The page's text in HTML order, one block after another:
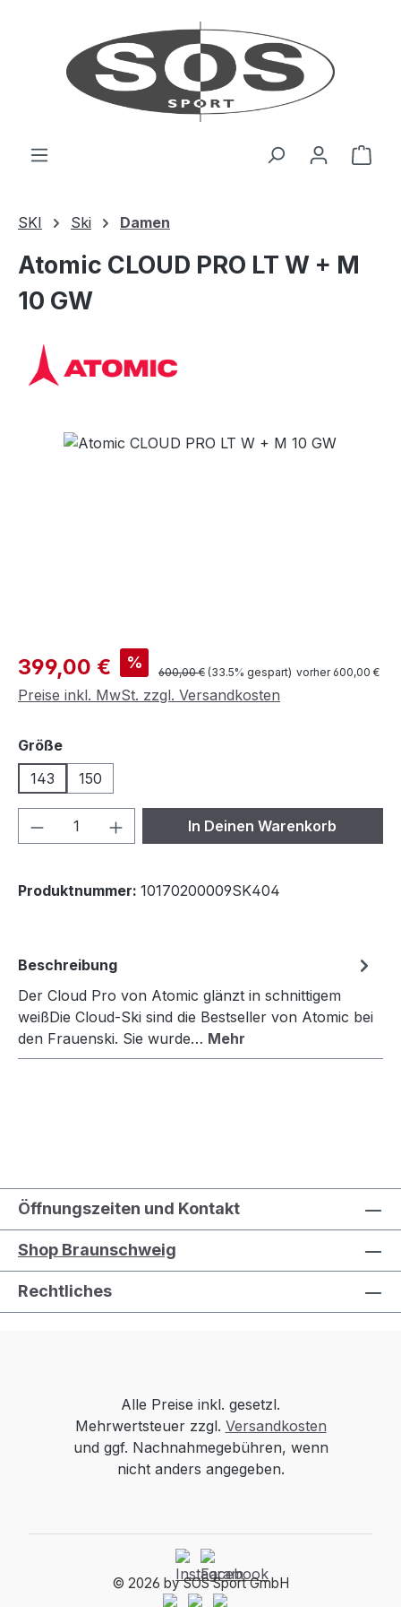
SKI Ski Damen
Atomic CLOUD PRO LT W + M
10 GW
Bildergalerie überspringen
Verkaufspreis:
399,00 € % Regulärer Preis:
600,00 € (33.5% gespart) vorher 600,00 €
Preise inkl. MwSt. zzgl. Versandkosten
Größeauswählen
143
150
Produkt Anzahl: Gib denIn Deinen Warenkorb
Produktnummer: 10170200009SK404
Beschreibung
Der Cloud Pro von Atomic glänzt in schnittigem
weißDie Cloud-Ski sind die Bestseller von Atomic bei
den Frauenski. Sie wurde… Mehr
Öffnungszeiten und Kontakt
Shop Braunschweig
Rechtliches
Alle Preise inkl. gesetzl.
Mehrwertsteuer zzgl. Versandkosten
und ggf. Nachnahmegebühren, wenn
nicht anders angegeben.
© 2026 by SOS Sport GmbH